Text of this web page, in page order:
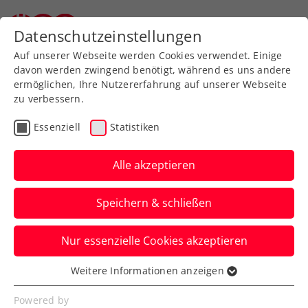
Was tut sich im
österreischischen
Beachtennis
Beachtennis News
Die erste Rangliste des
österreichischen Beachtennis ist Online
Datenschutzeinstellungen
Auf unserer Webseite werden Cookies verwendet. Einige
davon werden zwingend benötigt, während es uns andere
ermöglichen, Ihre Nutzererfahrung auf unserer Webseite
zu verbessern.
Essenziell Statistiken
Alle akzeptieren
Speichern & schließen
Nur essenzielle Cookies akzeptieren
Essenziell
Essenzielle Cookies werden für grundlegende
Weitere Informationen anzeigen
Powered by